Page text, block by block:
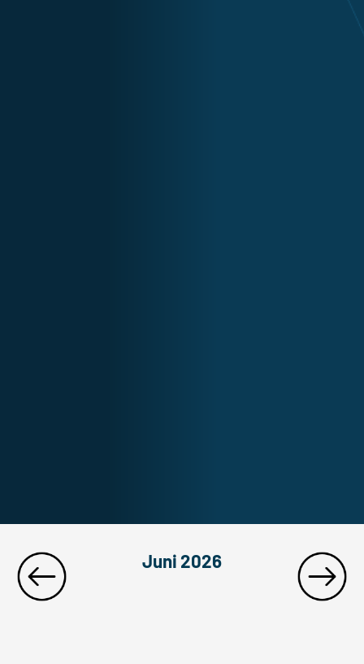
Juni 2026